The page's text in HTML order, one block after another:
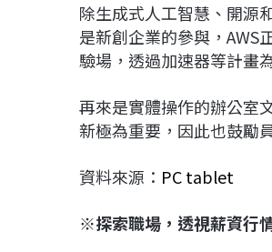
除生成式人工智慧、開源
是新創企業的參與，AWS
驗場，透過加速器等計畫
再來是實體操作的辦公室
新極為重要，因此也鼓勵
資料來源： PC tablet
※探索職場，透視薪資行